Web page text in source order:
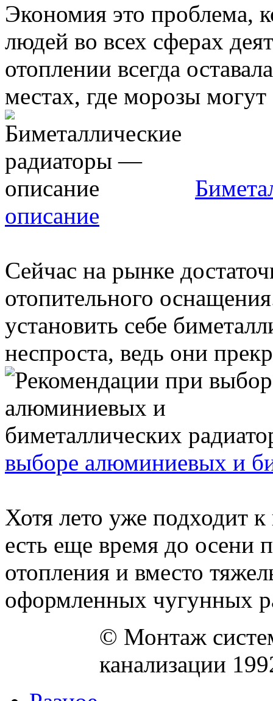
Экономия это проблема,
людей во всех сферах
отоплении всегда
местах, где морозы
описание
Сейчас на рынке
отопительного
установить себе
неспроста, ведь они
выборе алюминиевых и
Хотя лето уже подходит
есть еще время до осени
отопления и вместо
оформленных чугунных
© Монтаж
канализации